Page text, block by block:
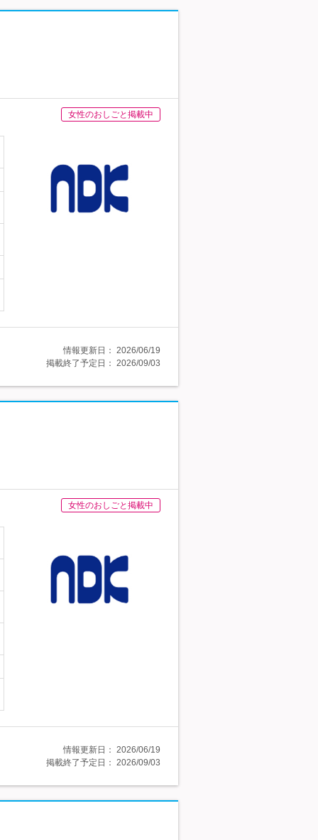
女性のおしごと掲載中
情報更新日： 2026/06/19
掲載終了予定日： 2026/09/03
女性のおしごと掲載中
情報更新日： 2026/06/19
掲載終了予定日： 2026/09/03